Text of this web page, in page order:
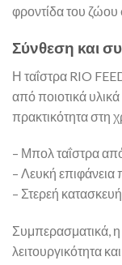
φροντίδα του ζώου
Σύνθεση και
Η ταΐστρα RIO
από ποιοτικά
πρακτικότητα στη
– Μπολ ταΐστρα
– Λευκή επιφάνεια
– Στερεή
Συμπερασματικά, η
λειτουργικότητα